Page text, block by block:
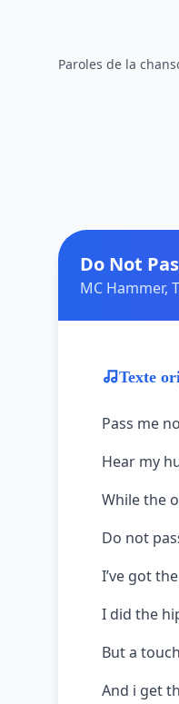
Paroles de la
Do Not
MC Hammer,
Texte
Pass me
Hear my
While the
Do not
I’ve got
I did the
But a
And i get